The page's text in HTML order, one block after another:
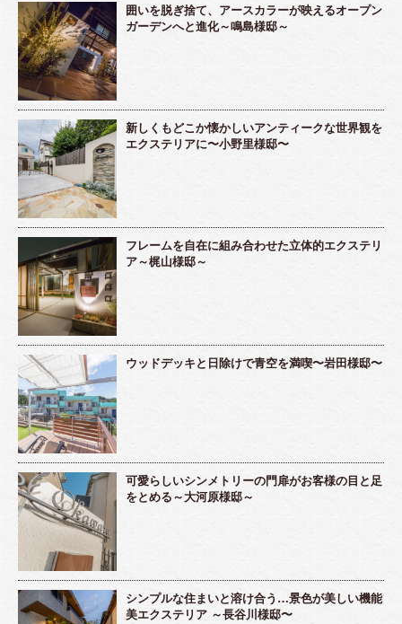
囲いを脱ぎ捨て、アースカラーが映えるオープン
ガーデンへと進化～鳴島様邸～
新しくもどこか懐かしいアンティークな世界観を
エクステリアに〜小野里様邸〜
フレームを自在に組み合わせた立体的エクステリ
ア～梶山様邸～
ウッドデッキと日除けで青空を満喫〜岩田様邸〜
可愛らしいシンメトリーの門扉がお客様の目と足
をとめる～大河原様邸～
シンプルな住まいと溶け合う…景色が美しい機能
美エクステリア ～長谷川様邸〜